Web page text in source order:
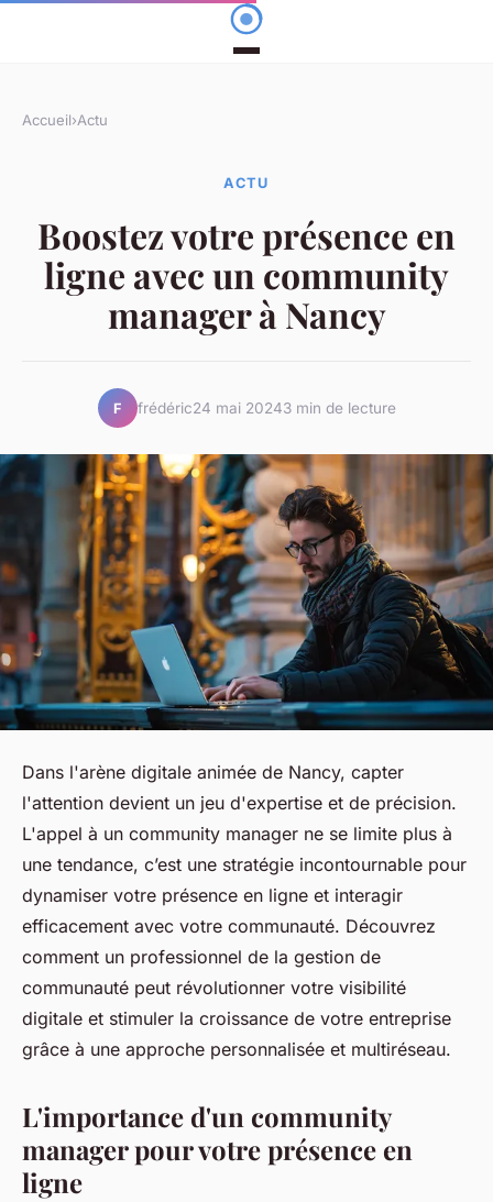
Accueil›Actu
ACTU
Boostez votre présence en
ligne avec un community
manager à Nancy
F frédéric24 mai 20243 min de lecture
Dans l'arène digitale animée de Nancy, capter
l'attention devient un jeu d'expertise et de précision.
L'appel à un community manager ne se limite plus à
une tendance, c’est une stratégie incontournable pour
dynamiser votre présence en ligne et interagir
efficacement avec votre communauté. Découvrez
comment un professionnel de la gestion de
communauté peut révolutionner votre visibilité
digitale et stimuler la croissance de votre entreprise
grâce à une approche personnalisée et multiréseau.
L'importance d'un community
manager pour votre présence en
ligne